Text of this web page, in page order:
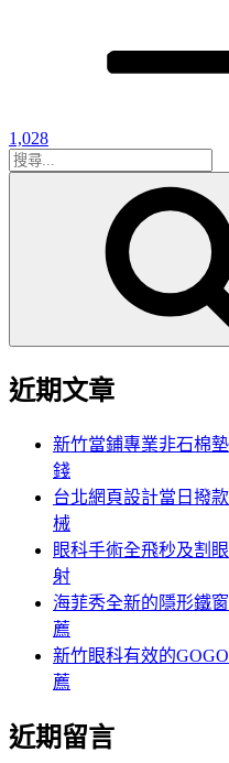
1,028
搜
近期文章
新竹當鋪專業非石棉
錢
台北網頁設計當日撥
械
眼科手術全飛秒及割
射
海菲秀全新的隱形鐵
薦
新竹眼科有效的
薦
近期留言